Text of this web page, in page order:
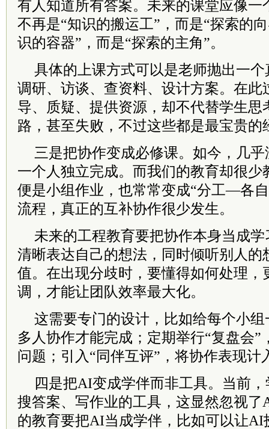
有人知道所有答案。未来的课堂应像一
不再是“知识的搬运工”，而是“探索的
识的容器”，而是“探索的主角”。
具体的上课方式可以是老师抛出一
调研、访谈、查资料、设计方案。在此
导、质疑、提供资源，却不代替学生思
路，甚至失败，不过这些都是最宝贵的
三是把协作变成必修课。如今，几
一个人独立完成。而我们的教育却很少
便是小组作业，也常常变成“分工—各
流程，真正的互补协作很少发生。
未来的工程教育要把协作本身当成
清晰表达自己的想法，同时倾听别人的
值。在出现分歧时，要懂得如何处理，
调，才能让团队效率最大化。
这需要专门的设计，比如给每个小
多人协作才能完成；定期举行“复盘会”
问题；引入“同伴互评”，将协作表现计
四是把AI变成学伴而非工具。当前
搜答案、写作业的工具，这显然忽视
的教育要把AI当成学伴，比如可以让AI